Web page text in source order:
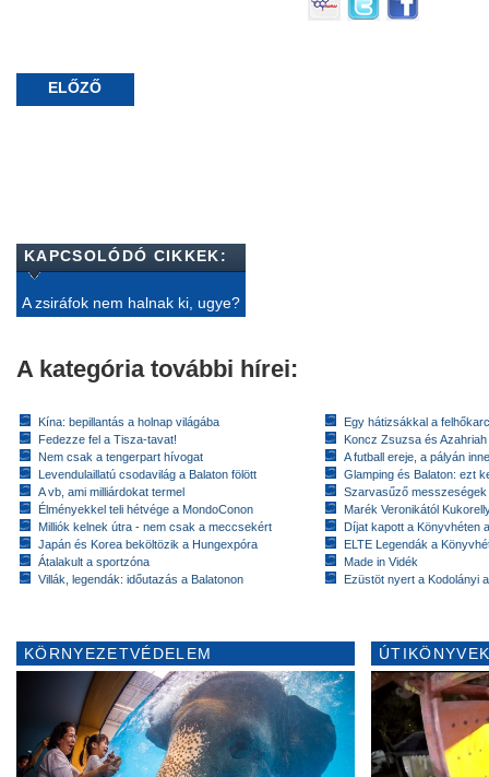
ELŐZŐ
KAPCSOLÓDÓ CIKKEK:
A zsiráfok nem halnak ki, ugye?
A kategória további hírei:
Kína: bepillantás a holnap világába
Fedezze fel a Tisza-tavat!
Nem csak a tengerpart hívogat
Levendulaillatú csodavilág a Balaton fölött
A vb, ami milliárdokat termel
Élményekkel teli hétvége a MondoConon
Milliók kelnek útra - nem csak a meccsekért
Japán és Korea beköltözik a Hungexpóra
Átalakult a sportzóna
Villák, legendák: időutazás a Balatonon
Egy hátizsákkal a
Koncz Zsuzsa és
A futball ereje, a pályán
Glamping és Balaton: ezt
Szarvasűző messzeségek
Marék Veronikától
Díjat kapott a Könyvhéten
ELTE Legendák a
Made in Vidék
Ezüstöt nyert a Kodolányi
KÖRNYEZETVÉDELEM